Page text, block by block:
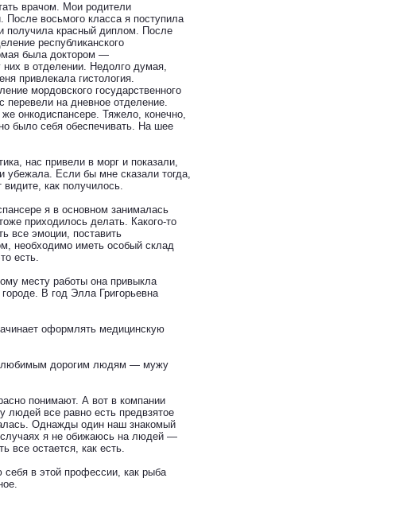
врачом. Мои родители
восьмого класса я поступила
получила красный диплом. После
республиканского
была доктором —
них в отделении. Недолго думая,
привлекала гистология.
мордовского государственного
перевели на дневное отделение.
онкодиспансере. Тяжело, конечно,
было себя обеспечивать. На шее
нас привели в морг и показали,
убежала. Если бы мне сказали тогда,
как получилось.
я в основном занималась
приходилось делать. Какого-то
все эмоции, поставить
необходимо иметь особый склад
есть.
месту работы она привыкла
В год Элла Григорьевна
оформлять медицинскую
любимым дорогим людям — мужу
понимают. А вот в компании
людей все равно есть предвзятое
Однажды один наш знакомый
случаях я не обижаюсь на людей —
все остается, как есть.
в этой профессии, как рыба